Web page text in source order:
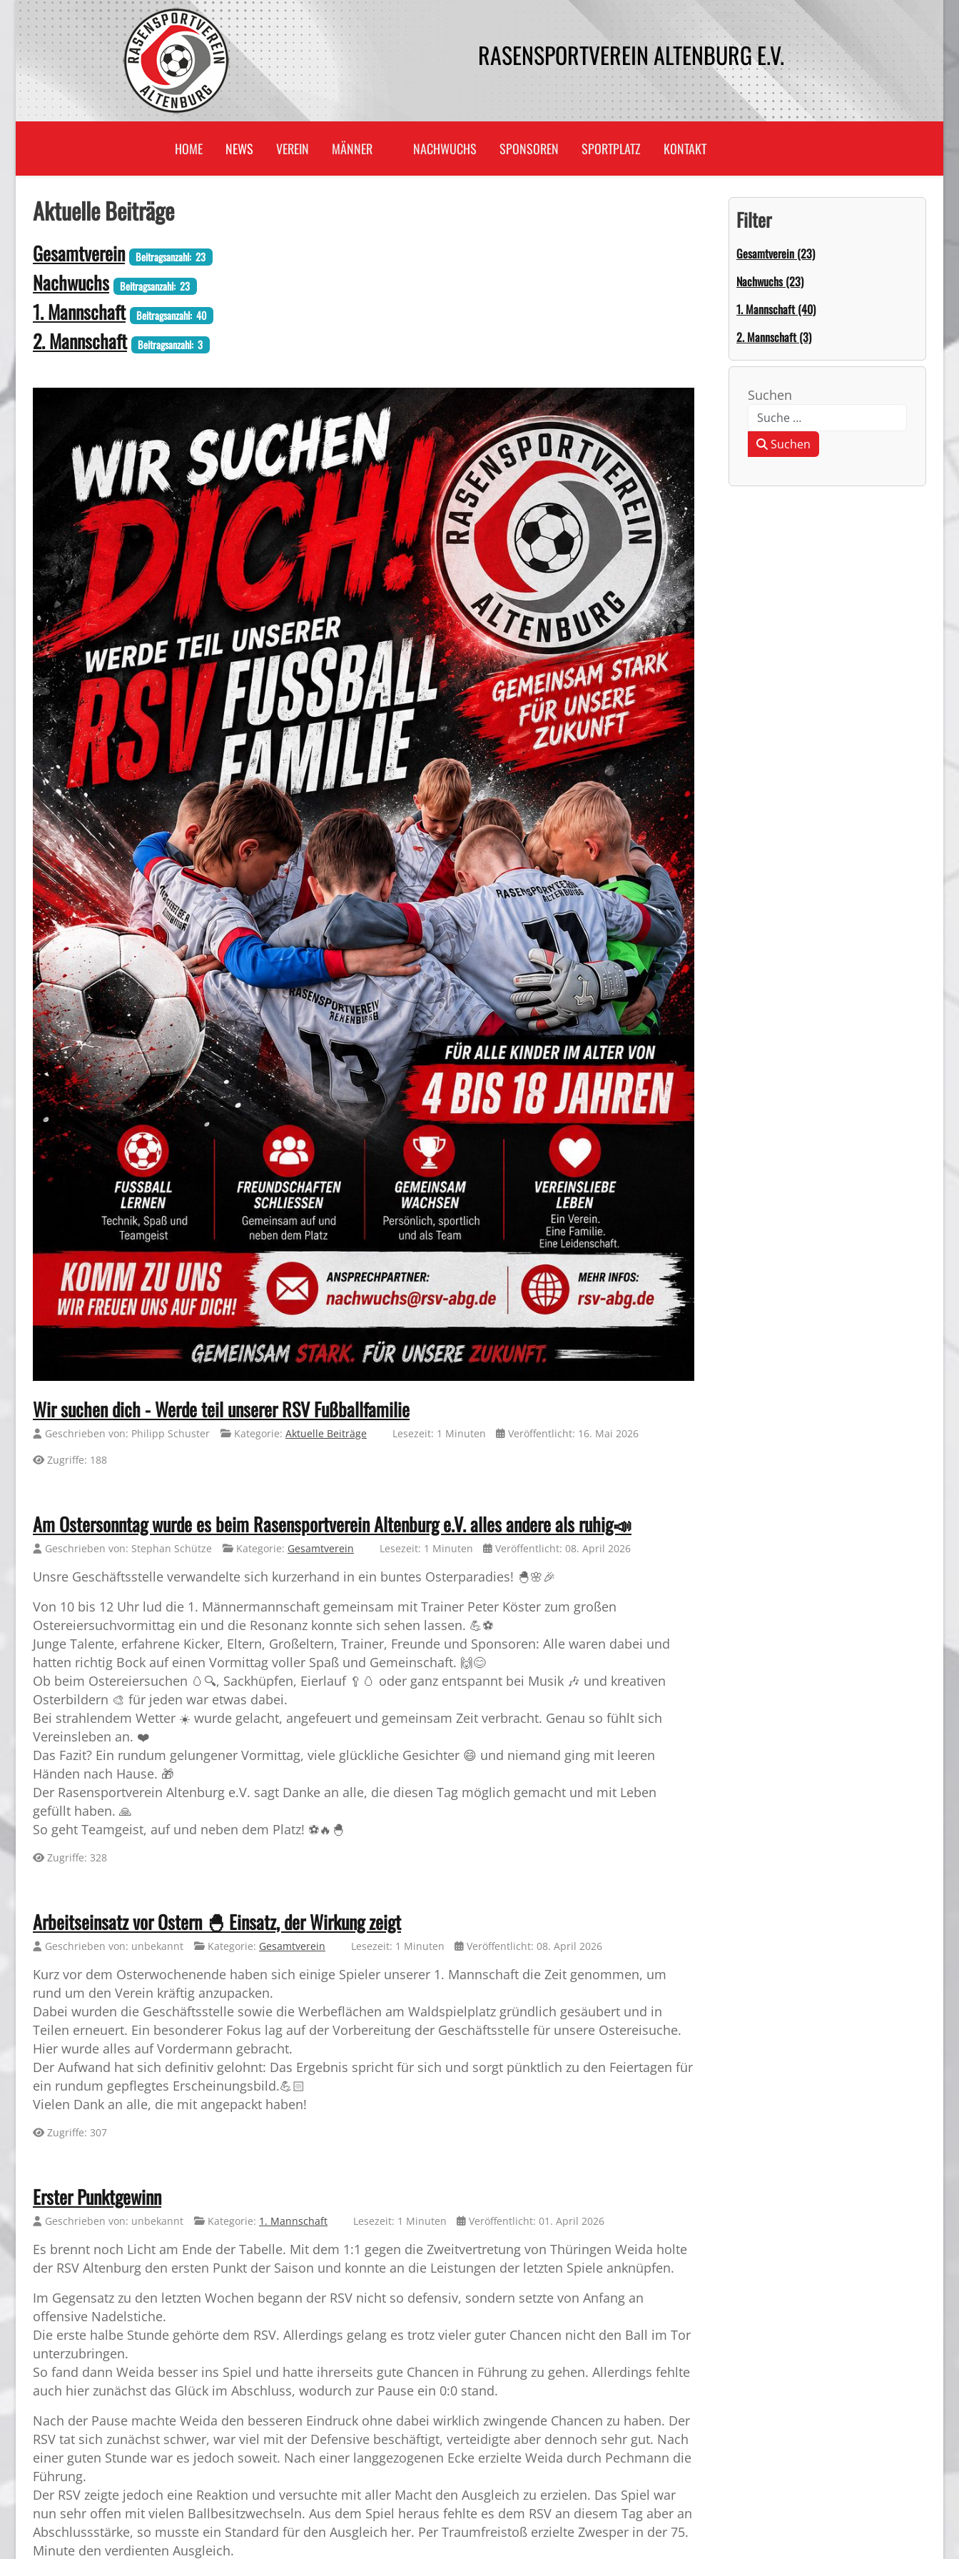
RASENSPORTVEREIN ALTENBURG E.V.
HOME NEWS VEREIN MÄNNER NACHWUCHS SPONSOREN SPORTPLATZ KONTAKT
Aktuelle Beiträge
Gesamtverein Beitragsanzahl: 23
Nachwuchs Beitragsanzahl: 23
1. Mannschaft Beitragsanzahl: 40
2. Mannschaft Beitragsanzahl: 3
Wir suchen dich - Werde teil unserer RSV Fußballfamilie
Geschrieben von: Philipp Schuster Kategorie: Aktuelle Beiträge Lesezeit: 1 Minuten
Veröffentlicht: 16. Mai 2026
Zugriffe: 188
Am Ostersonntag wurde es beim Rasensportverein Altenburg e.V. alles andere als ruhig📣
Geschrieben von: Stephan Schütze Kategorie: Gesamtverein Lesezeit: 1 Minuten Veröffentlicht: 08. April 2026
Unsre Geschäftsstelle verwandelte sich kurzerhand in ein buntes Osterparadies! 🐣🌸🎉
Von 10 bis 12 Uhr lud die 1. Männermannschaft gemeinsam mit Trainer Peter Köster zum großen
Ostereiersuchvormittag ein und die Resonanz konnte sich sehen lassen. 💪⚽
Junge Talente, erfahrene Kicker, Eltern, Großeltern, Trainer, Freunde und Sponsoren: Alle waren dabei und
hatten richtig Bock auf einen Vormittag voller Spaß und Gemeinschaft. 🙌😊
Ob beim Ostereiersuchen 🥚🔍, Sackhüpfen, Eierlauf 🥄🥚 oder ganz entspannt bei Musik 🎶 und kreativen
Osterbildern 🎨 für jeden war etwas dabei.
Bei strahlendem Wetter ☀️ wurde gelacht, angefeuert und gemeinsam Zeit verbracht. Genau so fühlt sich
Vereinsleben an. ❤️
Das Fazit? Ein rundum gelungener Vormittag, viele glückliche Gesichter 😄 und niemand ging mit leeren
Händen nach Hause. 🎁
Der Rasensportverein Altenburg e.V. sagt Danke an alle, die diesen Tag möglich gemacht und mit Leben
gefüllt haben. 🙏
So geht Teamgeist, auf und neben dem Platz! ⚽🔥🐣
Zugriffe: 328
Arbeitseinsatz vor Ostern 🐣 Einsatz, der Wirkung zeigt
Geschrieben von: unbekannt Kategorie: Gesamtverein Lesezeit: 1 Minuten Veröffentlicht: 08. April 2026
Kurz vor dem Osterwochenende haben sich einige Spieler unserer 1. Mannschaft die Zeit genommen, um
rund um den Verein kräftig anzupacken.
Dabei wurden die Geschäftsstelle sowie die Werbeflächen am Waldspielplatz gründlich gesäubert und in
Teilen erneuert. Ein besonderer Fokus lag auf der Vorbereitung der Geschäftsstelle für unsere Ostereisuche.
Hier wurde alles auf Vordermann gebracht.
Der Aufwand hat sich definitiv gelohnt: Das Ergebnis spricht für sich und sorgt pünktlich zu den Feiertagen für
ein rundum gepflegtes Erscheinungsbild.💪🏻
Vielen Dank an alle, die mit angepackt haben!
Zugriffe: 307
Erster Punktgewinn
Geschrieben von: unbekannt Kategorie: 1. Mannschaft Lesezeit: 1 Minuten Veröffentlicht: 01. April 2026
Es brennt noch Licht am Ende der Tabelle. Mit dem 1:1 gegen die Zweitvertretung von Thüringen Weida holte
der RSV Altenburg den ersten Punkt der Saison und konnte an die Leistungen der letzten Spiele anknüpfen.
Im Gegensatz zu den letzten Wochen begann der RSV nicht so defensiv, sondern setzte von Anfang an
offensive Nadelstiche.
Die erste halbe Stunde gehörte dem RSV. Allerdings gelang es trotz vieler guter Chancen nicht den Ball im Tor
unterzubringen.
So fand dann Weida besser ins Spiel und hatte ihrerseits gute Chancen in Führung zu gehen. Allerdings fehlte
auch hier zunächst das Glück im Abschluss, wodurch zur Pause ein 0:0 stand.
Nach der Pause machte Weida den besseren Eindruck ohne dabei wirklich zwingende Chancen zu haben. Der
RSV tat sich zunächst schwer, war viel mit der Defensive beschäftigt, verteidigte aber dennoch sehr gut. Nach
einer guten Stunde war es jedoch soweit. Nach einer langgezogenen Ecke erzielte Weida durch Pechmann die
Führung.
Der RSV zeigte jedoch eine Reaktion und versuchte mit aller Macht den Ausgleich zu erzielen. Das Spiel war
nun sehr offen mit vielen Ballbesitzwechseln. Aus dem Spiel heraus fehlte es dem RSV an diesem Tag aber an
Abschlussstärke, so musste ein Standard für den Ausgleich her. Per Traumfreistoß erzielte Zwesper in der 75.
Minute den verdienten Ausgleich.
Filter
Gesamtverein (23)
Nachwuchs (23)
1. Mannschaft (40)
2. Mannschaft (3)
Suchen
Type 2 or more characters for
Suchen